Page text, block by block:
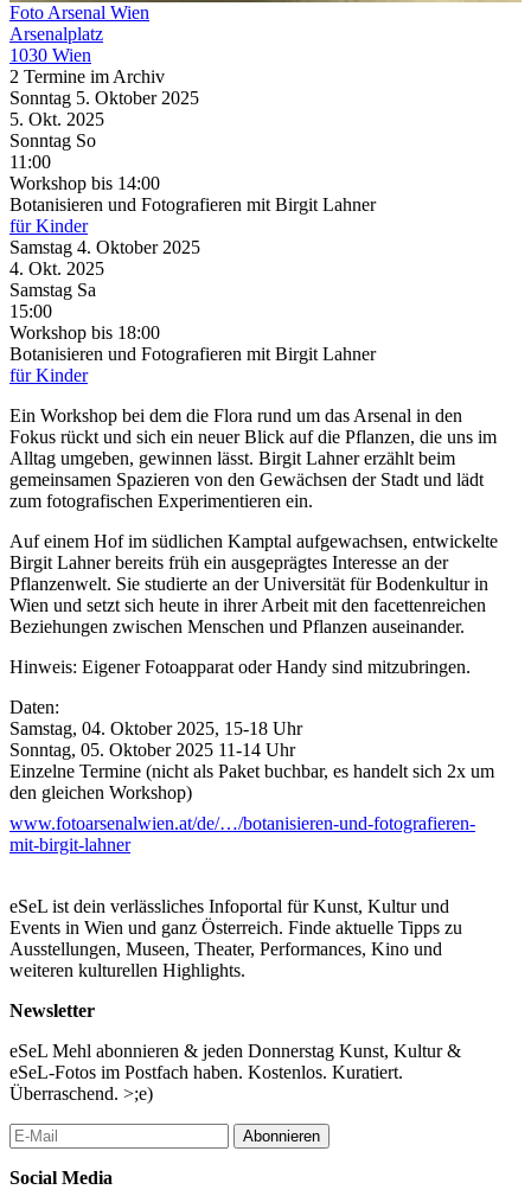
Foto Arsenal Wien
Arsenalplatz
1030 Wien
2 Termine im Archiv
Sonntag 5. Oktober 2025
5. Okt. 2025
Sonntag So
11:00
Workshop bis 14:00
Botanisieren und Fotografieren mit Birgit Lahner
für Kinder
Samstag 4. Oktober 2025
4. Okt. 2025
Samstag Sa
15:00
Workshop bis 18:00
Botanisieren und Fotografieren mit Birgit Lahner
für Kinder
Ein Workshop bei dem die Flora rund um das Arsenal in den
Fokus rückt und sich ein neuer Blick auf die Pflanzen, die uns im
Alltag umgeben, gewinnen lässt. Birgit Lahner erzählt beim
gemeinsamen Spazieren von den Gewächsen der Stadt und lädt
zum fotografischen Experimentieren ein.
Auf einem Hof im südlichen Kamptal aufgewachsen, entwickelte
Birgit Lahner bereits früh ein ausgeprägtes Interesse an der
Pflanzenwelt. Sie studierte an der Universität für Bodenkultur in
Wien und setzt sich heute in ihrer Arbeit mit den facettenreichen
Beziehungen zwischen Menschen und Pflanzen auseinander.
Hinweis: Eigener Fotoapparat oder Handy sind mitzubringen.
Daten:
Samstag, 04. Oktober 2025, 15-18 Uhr
Sonntag, 05. Oktober 2025 11-14 Uhr
Einzelne Termine (nicht als Paket buchbar, es handelt sich 2x um
den gleichen Workshop)
Dauer: 3h
Kosten: Keine Teilnahmegebühr
Alter: Workshop ab 8 Jahren
Treffpunkt: Haupteingang / Foyer FOTO ARSENAL WIEN
Maximale Teilnehmer*innenzahl: 15 Personen
Anmeldung erforderlich.
Weitere Informationen unteractivities@fotoarsenalwien.at
...Mehr lesen
www.fotoarsenalwien.at/de/…/botanisieren-und-fotografieren-
mit-birgit-lahner
eSeL ist dein verlässliches Infoportal für Kunst, Kultur und
Events in Wien und ganz Österreich. Finde aktuelle Tipps zu
Ausstellungen, Museen, Theater, Performances, Kino und
weiteren kulturellen Highlights.
Newsletter
eSeL Mehl abonnieren & jeden Donnerstag Kunst, Kultur &
eSeL-Fotos im Postfach haben. Kostenlos. Kuratiert.
Überraschend. >;e)
Abonnieren
Social Media